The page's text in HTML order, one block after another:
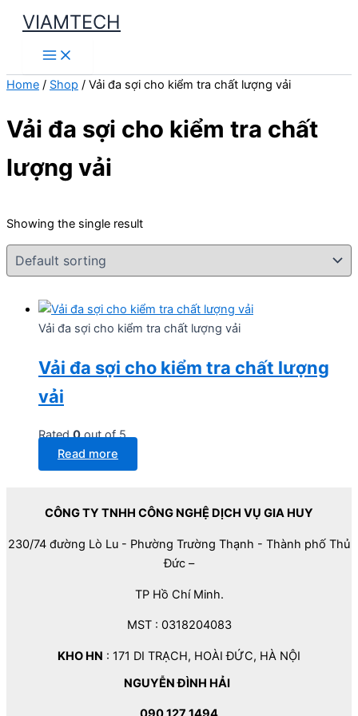
Skip
content
VIAMTECH
Main
Menu
Home / Shop / Vải đa sợi cho kiểm tra chất lượng vải
Vải đa sợi cho kiểm tra chất
lượng vải
Showing the single result
Vải đa sợi cho kiểm tra chất lượng vải
Vải đa sợi cho kiểm tra chất lượng
vải
Rated0out of 5
Read more
CÔNG TY TNHH CÔNG NGHỆ DỊCH VỤ GIA HUY
230/74 đường Lò Lu - Phường Trường Thạnh - Thành phố Thủ
Đức –
TP Hồ Chí Minh.
MST : 0318204083
KHO HN : 171 DI TRẠCH, HOÀI ĐỨC, HÀ NỘI
NGUYỄN ĐÌNH HẢI